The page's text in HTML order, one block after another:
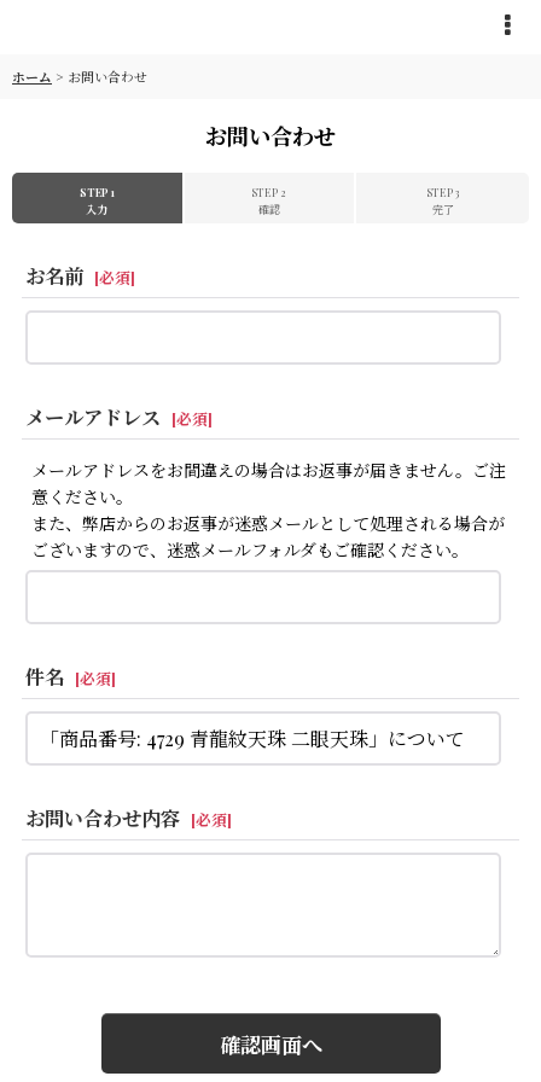
ホーム > お問い合わせ
お問い合わせ
STEP 1
入力
STEP 2
確認
STEP 3
完了
お名前 [必須]
メールアドレス [必須]
メールアドレスをお間違えの場合はお返事が届きません。ご注
意ください。
また、弊店からのお返事が迷惑メールとして処理される場合が
ございますので、迷惑メールフォルダもご確認ください。
件名 [必須]
お問い合わせ内容 [必須]
確認画面へ